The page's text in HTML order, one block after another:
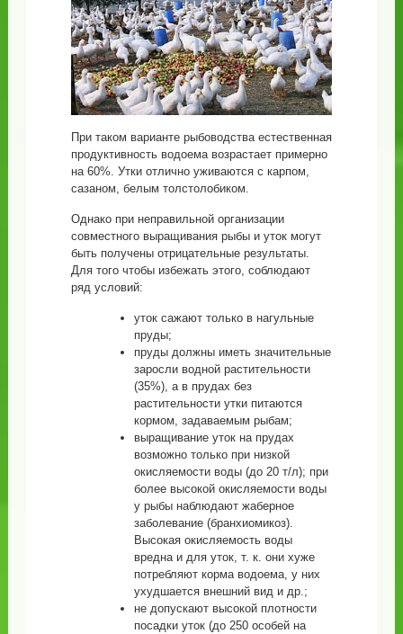
При таком варианте рыбоводства естественная
продуктивность водоема возрастает примерно
на 60%. Утки отлично уживаются с карпом,
сазаном, белым толстолобиком.
Однако при неправильной организации
совместного выращивания рыбы и уток могут
быть получены отрицательные результаты.
Для того чтобы избежать этого, соблюдают
ряд условий:
уток сажают только в нагульные
пруды;
пруды должны иметь значительные
заросли водной растительности
(35%), а в прудах без
растительности утки питаются
кормом, задаваемым рыбам;
выращивание уток на прудах
возможно только при низкой
окисляемости воды (до 20 т/л); при
более высокой окисляемости воды
у рыбы наблюдают жаберное
заболевание (бранхиомикоз).
Высокая окисляемость воды
вредна и для уток, т. к. они хуже
потребляют корма водоема, у них
ухудшается внешний вид и др.;
не допускают высокой плотности
посадки уток (до 250 особей на